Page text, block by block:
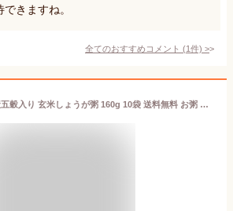
きますね。
全てのおすすめコメント (1件) >
麻布タカノ 国産五穀入り 玄米しょうが粥 160g 10袋 送料無料 お粥 玄米 しょうが 食塩無添加 健康食品 特別栽培米 国産五穀入り 宮城県 簡単調理 お取り寄せ